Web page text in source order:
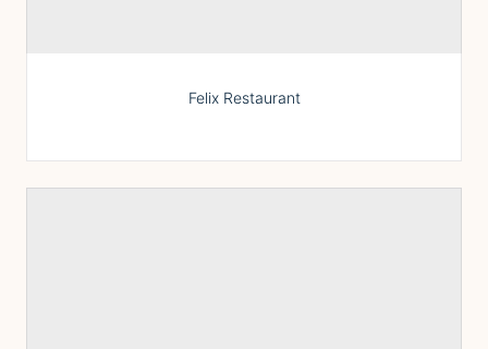
Felix Restaurant